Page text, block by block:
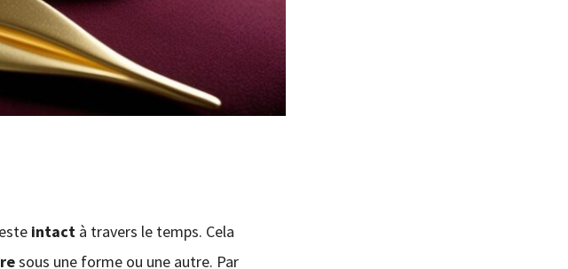
intactà travers le temps. Cela
sous une forme ou une autre. Par